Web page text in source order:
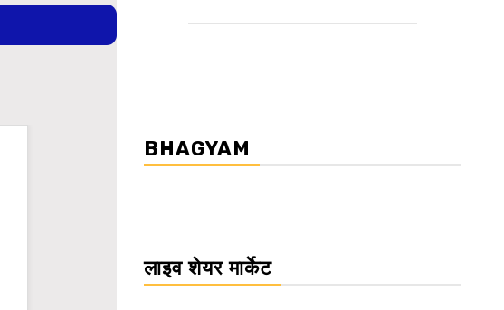
BHAGYAM
लाइव शेयर मार्केट